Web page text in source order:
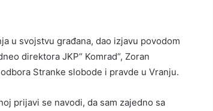
u svojstvu građana, dao izjavu povodom
direktora JKP“ Komrad“, Zoran
Stranke slobode i pravde u Vranju.
prijavi se navodi, da sam zajedno sa